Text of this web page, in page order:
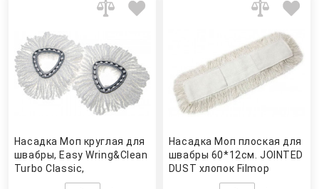
Насадка Моп круглая для
швабры, Easy Wring&Clean
Turbo Classic,
веревочная, микрофибра,
Насадка Моп плоская для
швабры 60*12см. JOINTED
DUST хлопок Filmop